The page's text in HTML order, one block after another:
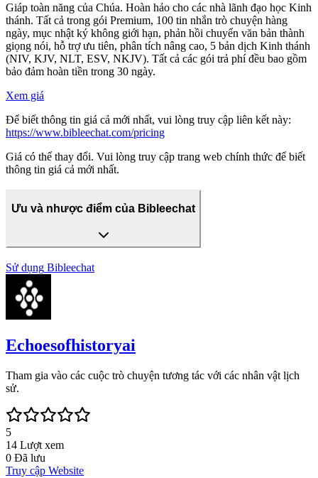
Giáp toàn năng của Chúa. Hoàn hảo cho các nhà lãnh đạo học Kinh
thánh. Tất cả trong gói Premium, 100 tin nhắn trò chuyện hàng
ngày, mục nhật ký không giới hạn, phản hồi chuyển văn bản thành
giọng nói, hỗ trợ ưu tiên, phân tích nâng cao, 5 bản dịch Kinh thánh
(NIV, KJV, NLT, ESV, NKJV). Tất cả các gói trả phí đều bao gồm
bảo đảm hoàn tiền trong 30 ngày.
Xem giá
Để biết thông tin giá cả mới nhất, vui lòng truy cập liên kết này:
https://www.bibleechat.com/pricing
Giá có thể thay đổi. Vui lòng truy cập trang web chính thức để biết
thông tin giá cả mới nhất.
Ưu và nhược điểm của Bibleechat
Sử dụng Bibleechat
Echoesofhistoryai
Tham gia vào các cuộc trò chuyện tương tác với các nhân vật lịch
sử.
5
14 Lượt xem
0 Đã lưu
Truy cập Website